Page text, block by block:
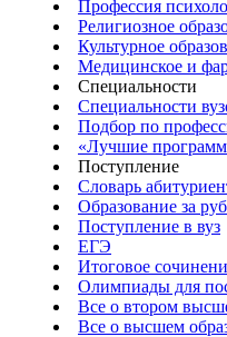
Профессия
Религиозное
Культурное
Медицинское и
Специальности
Специальности
Подбор по
«Лучшие
Поступление
Словарь
Образование за
Поступление в вуз
ЕГЭ
Итоговое
Олимпиады для
Все о втором
Все о высшем